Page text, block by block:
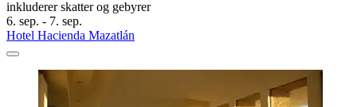
inkluderer skatter og gebyrer
6. sep. - 7. sep.
Hotel Hacienda Mazatlán